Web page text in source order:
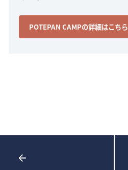
POTEPAN CAMPの詳細はこちら